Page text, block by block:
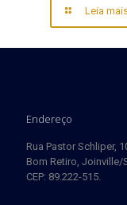
Leia
Endereço
Rua Pastor Schliper,
Bom Retiro, Joinville/
CEP: 89.222-515.